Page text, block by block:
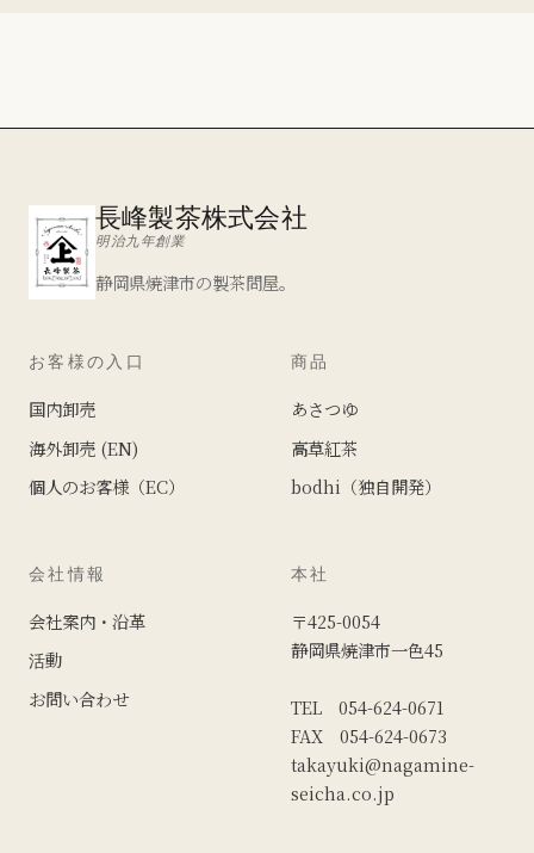
長峰製茶株式会社
明治九年創業
静岡県焼津市の製茶問屋。
お客様の入口
国内卸売
海外卸売 (EN)
個人のお客様（EC）
商品
あさつゆ
高草紅茶
bodhi（独自開発）
会社情報
会社案内・沿革
活動
お問い合わせ
本社
〒425-0054
静岡県焼津市一色45
TEL 054-624-0671
FAX 054-624-0673
takayuki@nagamine-
seicha.co.jp